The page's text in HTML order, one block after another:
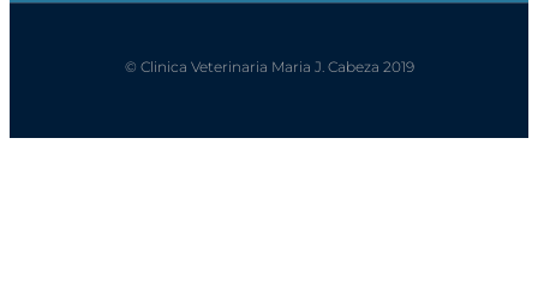
© Clinica Veterinaria Maria J. Cabeza 2019